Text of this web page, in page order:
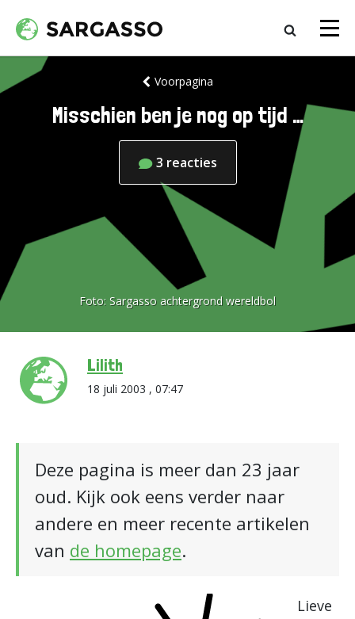
Voorpagina
Misschien ben je nog op tijd …
3 reacties
Foto: Sargasso achtergrond wereldbol
Lilith
18 juli 2003 , 07:47
Deze pagina is meer dan 23 jaar
oud. Kijk ook eens verder naar
andere en meer recente artikelen
van de homepage.
Lieve